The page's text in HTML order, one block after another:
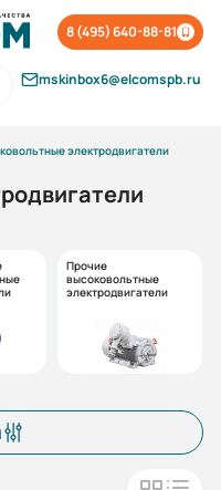
8 (495) 640-88-81
mskinbox6@elcomspb.ru
электродвигатели
Прочие
высоковольтные
электродвигатели